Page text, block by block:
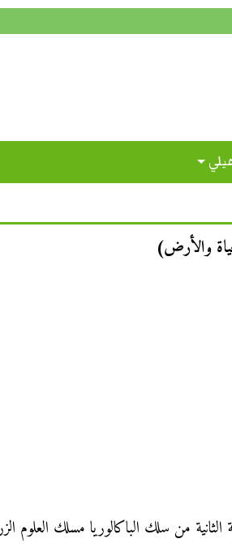
والأرض)
من سلك الباكالوريا مسلك العلوم